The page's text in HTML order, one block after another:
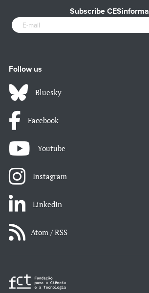
Subscribe CESinforma
Follow us
Bluesky
Facebook
Youtube
Instagram
LinkedIn
Atom / RSS